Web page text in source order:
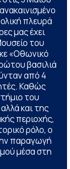
πλευρά
μας έχει
του
«Οθωνικό
βασιλιά
από 4
Καθώς
του
και της
περιοχής,
ρόλο, ο
παραγωγή
μέσα στη